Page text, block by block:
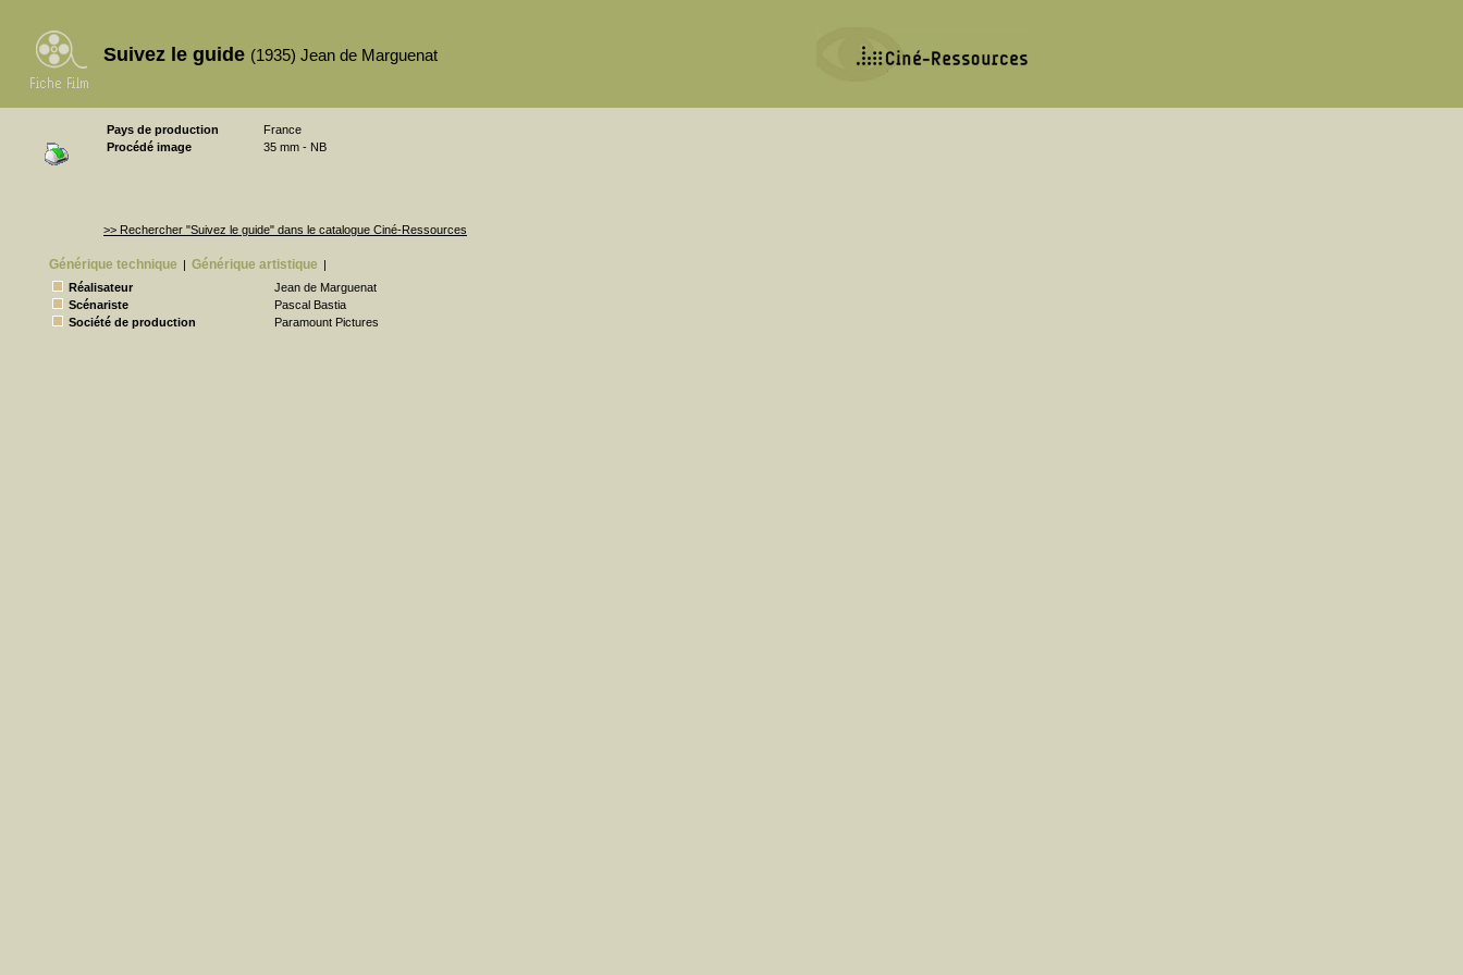
Suivez le guide (1935) Jean de Marguenat
Pays de production
France
Procédé image
35 mm - NB
>> Rechercher "Suivez le guide" dans le catalogue Ciné-Ressources
Générique technique | Générique artistique |
Réalisateur
Jean de Marguenat
Scénariste
Pascal Bastia
Société de production
Paramount Pictures